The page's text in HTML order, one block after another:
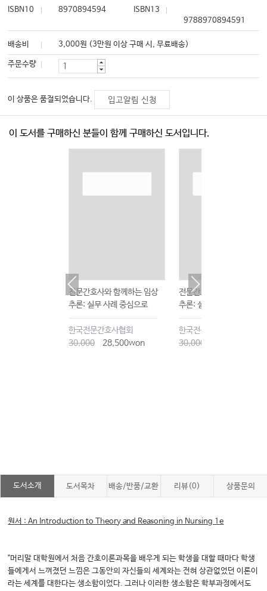
ISBN10
8970894594
ISBN13
9788970894591
배송비 3,000원 (3만원 이상 구매 시, 무료배송)
주문수량
이 상품은 품절되었습니다. 입고알림 신청
이 도서를 구매하신 분들이 함께 구매하신 도서입니다.
전문간호사와 함께하는 임상
추론: 실무 사례 중심으로
한국전문간호사협회
30,000
28,500won
전문간호사와 함께하는 임
추론: 실무 사례 중심으로
한국전문간호사협회
30,000
도서소개 도서목차 배송/반품/교환 리뷰(0) 상품문의
원서 : An Introduction to Theory and Reasoning in Nursing 1e
"머리말 대학원에서 처음 간호이론과목을 배우게 되는 학생을 대할 때마다 학생
들에게서 느껴졌던 느낌은 그동안의 자신들의 세계와는 전혀 상관없었던 이론이
라는 세계를 대한다는 생소함이었다. 그러나 이러한 생소함은 학부과정에서도